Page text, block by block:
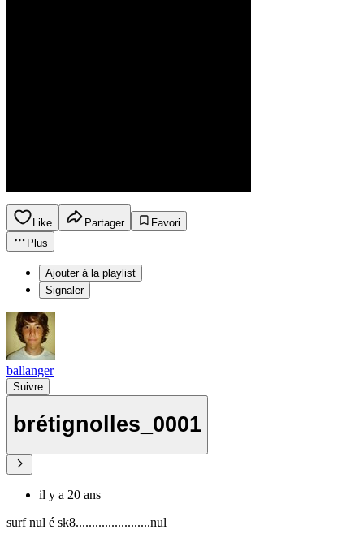
Like Partager
Favori
Plus
Ajouter à la playlist
Signaler
ballanger
Suivre
brétignolles_0001
il y a 20 ans
surf nul é sk8.......................nul